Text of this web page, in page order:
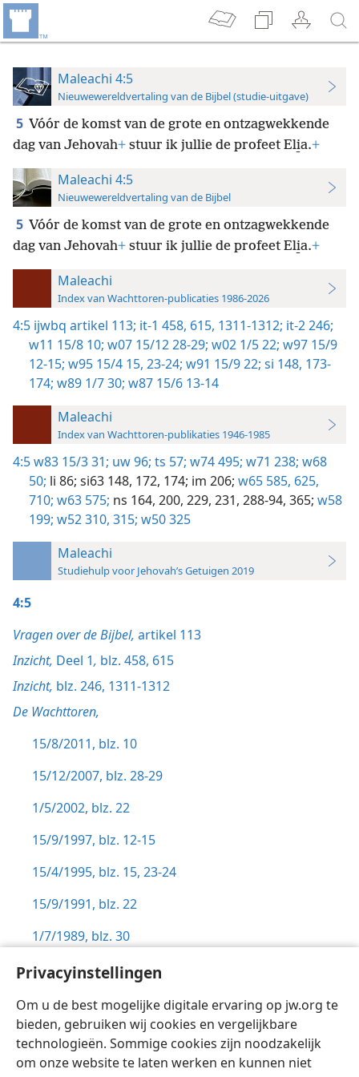
Privacyinstellingen
Om u de best mogelijke digitale ervaring op jw.org te
bieden, gebruiken wij cookies en vergelijkbare
technologieën. Sommige cookies zijn noodzakelijk
om onze website te laten werken en kunnen niet
Maleachi 4:5
Nieuwewereldvertaling van de Bijbel (studie-uitgave)
5 Vóór de komst van de grote en ontzagwekkende
dag van Jehovah+ stuur ik jullie de profeet Eli̱a.+
Maleachi 4:5
Nieuwewereldvertaling van de Bijbel
5 Vóór de komst van de grote en ontzagwekkende
dag van Jehovah+ stuur ik jullie de profeet Eli̱a.+
Maleachi
Index van Wachttoren-publicaties 1986-2026
4:5 ijwbq artikel 113; it-1 458, 615, 1311-1312; it-2 246;
w11 15/8 10; w07 15/12 28-29; w02 1/5 22; w97 15/9
12-15; w95 15/4 15, 23-24; w91 15/9 22; si 148, 173-
174; w89 1/7 30; w87 15/6 13-14
Maleachi
Index van Wachttoren-publikaties 1946-1985
4:5w83 15/3 31; uw 96; ts 57; w74 495; w71 238; w68
50; li 86; si63 148, 172, 174; im 206; w65 585, 625,
710; w63 575; ns 164, 200, 229, 231, 288-94, 365; w58
199; w52 310, 315; w50 325
Maleachi
Studiehulp voor Jehovah’s Getuigen 2019
4:5
Vragen over de Bijbel, artikel 113
Inzicht, Deel 1, blz. 458, 615
Inzicht, blz. 246, 1311-1312
De Wachttoren,
15/8/2011, blz. 10
15/12/2007, blz. 28-29
1/5/2002, blz. 22
15/9/1997, blz. 12-15
15/4/1995, blz. 15, 23-24
15/9/1991, blz. 22
1/7/1989, blz. 30
15/6/1987, blz. 13-14
Geïnspireerd,blz. 147-148,173-174